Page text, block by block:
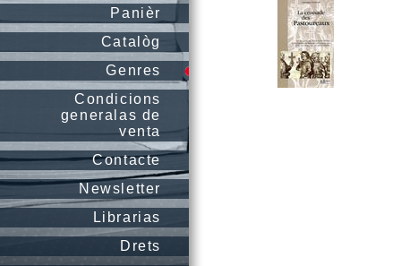
Panièr
Catalòg
Genres
Condicions
generalas de
venta
Contacte
Newsletter
Librarias
Drets